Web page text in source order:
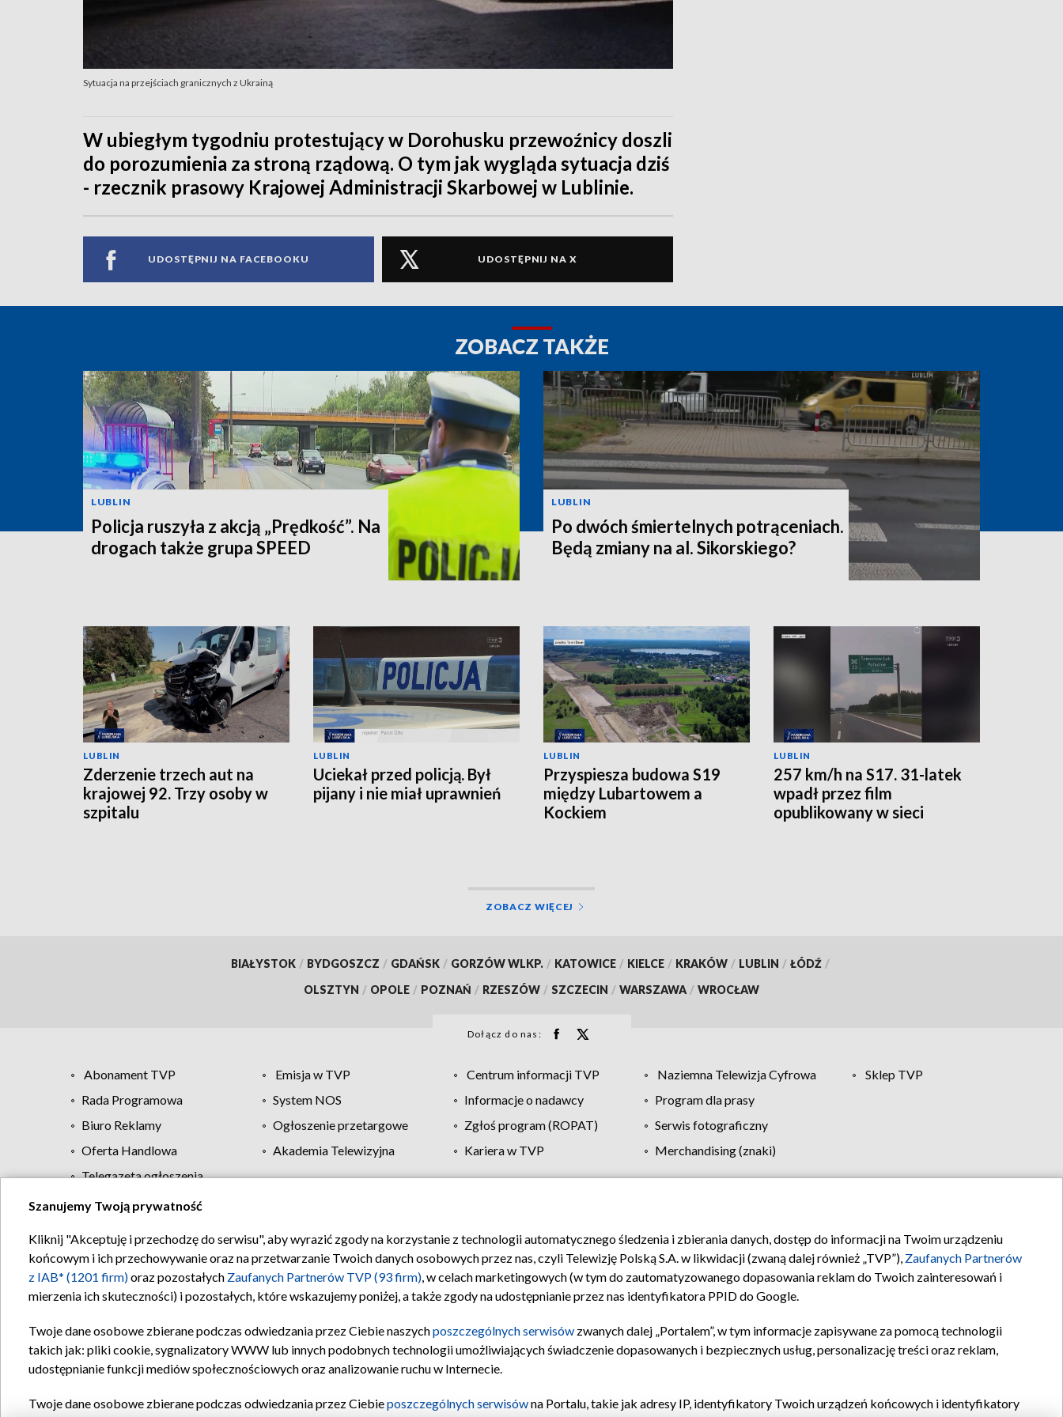
Sytuacja na przejściach granicznych z Ukrainą
W ubiegłym tygodniu protestujący w Dorohusku przewoźnicy doszli
do porozumienia za stroną rządową. O tym jak wygląda sytuacja dziś
- rzecznik prasowy Krajowej Administracji Skarbowej w Lublinie.
UDOSTĘPNIJ NA FACEBOOKU UDOSTĘPNIJ NA X
ZOBACZ TAKŻE
LUBLIN
Policja ruszyła z akcją „Prędkość”. Na
drogach także grupa SPEED
LUBLIN
Po dwóch śmiertelnych potrąceniach.
Będą zmiany na al. Sikorskiego?
LUBLIN
Zderzenie trzech aut na
krajowej 92. Trzy osoby w
szpitalu
LUBLIN
Uciekał przed policją. Był
pijany i nie miał uprawnień
LUBLIN
Przyspiesza budowa S19
między Lubartowem a
Kockiem
LUBLIN
257 km/h na S17. 31-latek
wpadł przez film
opublikowany w sieci
ZOBACZ WIĘCEJ
BIAŁYSTOK / BYDGOSZCZ / GDAŃSK / GORZÓW WLKP. / KATOWICE / KIELCE / KRAKÓW / LUBLIN / ŁÓDŹ /
OLSZTYN / OPOLE / POZNAŃ / RZESZÓW / SZCZECIN / WARSZAWA / WROCŁAW
Dołącz do nas:
Abonament TVP Emisja w TVP Centrum informacji TVP Naziemna Telewizja Cyfrowa
Sklep TVP
Rada Programowa
System NOS Informacje o nadawcy
Program dla prasy
Biuro Reklamy
Ogłoszenie przetargowe Zgłoś program (ROPAT)
Serwis fotograficzny
Oferta Handlowa
Akademia Telewizyjna Kariera w TVP
Merchandising (znaki)
Telegazeta ogłoszenia
Regulamin TVP Polityka prywatności Moje zgody Pomoc Biuro reklamy Kontakt
Szanujemy Twoją prywatność
Kliknij "Akceptuję i przechodzę do serwisu", aby wyrazić zgody na korzystanie z technologii automatycznego śledzenia i zbierania danych, dostęp do informacji na Twoim urządzeniu
końcowym i ich przechowywanie oraz na przetwarzanie Twoich danych osobowych przez nas, czyli Telewizję Polską S.A. w likwidacji (zwaną dalej również „TVP”), Zaufanych Partnerów
z IAB* (1201 firm)oraz pozostałych Zaufanych Partnerów TVP (93 firm), w celach marketingowych (w tym do zautomatyzowanego dopasowania reklam do Twoich zainteresowań i
mierzenia ich skuteczności) i pozostałych, które wskazujemy poniżej, a także zgody na udostępnianie przez nas identyfikatora PPID do Google.
Twoje dane osobowe zbierane podczas odwiedzania przez Ciebie naszychposzczególnych serwisów zwanych dalej „Portalem”, w tym informacje zapisywane za pomocą technologii
takich jak: pliki cookie, sygnalizatory WWW lub innych podobnych technologii umożliwiających świadczenie dopasowanych i bezpiecznych usług, personalizację treści oraz reklam,
udostępnianie funkcji mediów społecznościowych oraz analizowanie ruchu w Internecie.
Twoje dane osobowe zbierane podczas odwiedzania przez Ciebieposzczególnych serwisówna Portalu, takie jak adresy IP, identyfikatory Twoich urządzeń końcowych i identyfikatory